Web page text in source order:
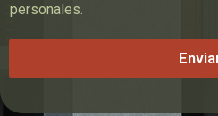
personales.